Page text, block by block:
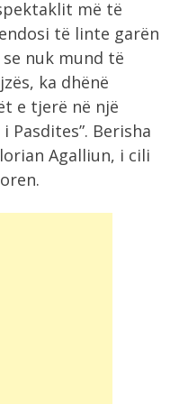
më të
të linte garën
nuk mund të
ka dhënë
e tjerë në një
Pasdites”. Berisha
Agalliun, i cili